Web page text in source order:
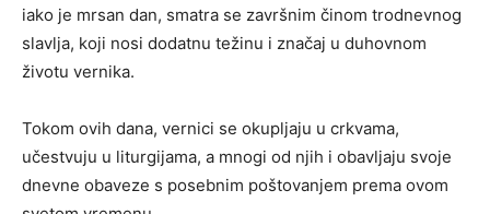
iako je mrsan dan, smatra se završnim činom trodnevnog
slavlja, koji nosi dodatnu težinu i značaj u duhovnom
životu vernika.
Tokom ovih dana, vernici se okupljaju u crkvama,
učestvuju u liturgijama, a mnogi od njih i obavljaju svoje
dnevne obaveze s posebnim poštovanjem prema ovom